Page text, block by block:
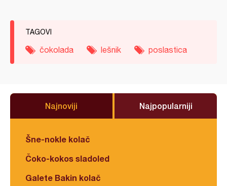
TAGOVI
čokolada lešnik poslastica
Najnoviji Najpopularniji
Šne-nokle kolač
Čoko-kokos sladoled
Galete Bakin kolač